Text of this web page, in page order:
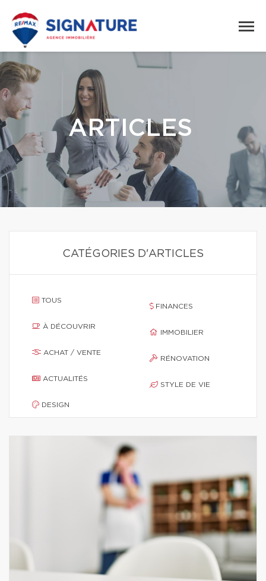
ARTICLES
CATÉGORIES D'ARTICLES
TOUS
À DÉCOUVRIR
ACHAT / VENTE
ACTUALITÉS
DESIGN
FINANCES
IMMOBILIER
RÉNOVATION
STYLE DE VIE